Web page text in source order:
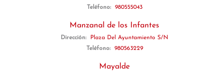
Teléfono:
980555043
Manzanal de los Infantes
Dirección:
Plaza Del Ayuntamiento S/N
Teléfono:
980563229
Mayalde